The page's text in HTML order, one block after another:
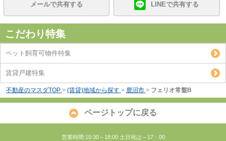
メールで共有する LINEで共有する
こだわり特集
ペット飼育可物件特集
賃貸戸建特集
不動産のマスダTOP > (賃貸)地域から探す > 鹿沼市 > フェリオ常盤B
ページトップに戻る
営業時間:10:30～18:00 土日祝は～17：00